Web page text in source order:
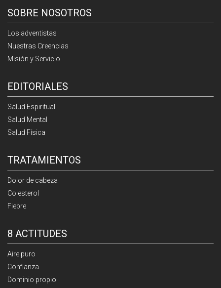
SOBRE NOSOTROS
Los adventistas
Nuestras Creencias
Misión y Servicio
EDITORIALES
Salud Espiritual
Salud Mental
Salud Física
TRATAMIENTOS
Dolor de cabeza
Colesterol
Fiebre
8 ACTITUDES
Aire puro
Confianza
Dominio propio